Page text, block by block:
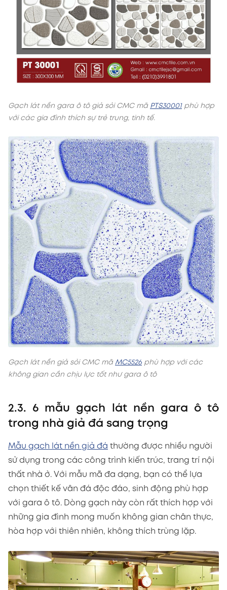
Gạch lát nền gara ô tô giả sỏi CMC mã PTS30001phù hợp
với các gia đình thích sự trẻ trung, tinh tế.
Gạch lát nền giả sỏi CMC mã MC5526 phù hợp với các
không gian cần chịu lực tốt như gara ô tô
2.3. 6 mẫu gạch lát nền gara ô tô
trong nhà giả đá sang trọng
Mẫu gạch lát nền giả đá thường được nhiều người
sử dụng trong các công trình kiến trúc, trang trí nội
thất nhà ở. Với mẫu mã đa dạng, bạn có thể lựa
chọn thiết kế vân đá độc đáo, sinh động phù hợp
với gara ô tô. Dòng gạch này còn rất thích hợp với
những gia đình mong muốn không gian chân thực,
hòa hợp với thiên nhiên, không thích trùng lặp.